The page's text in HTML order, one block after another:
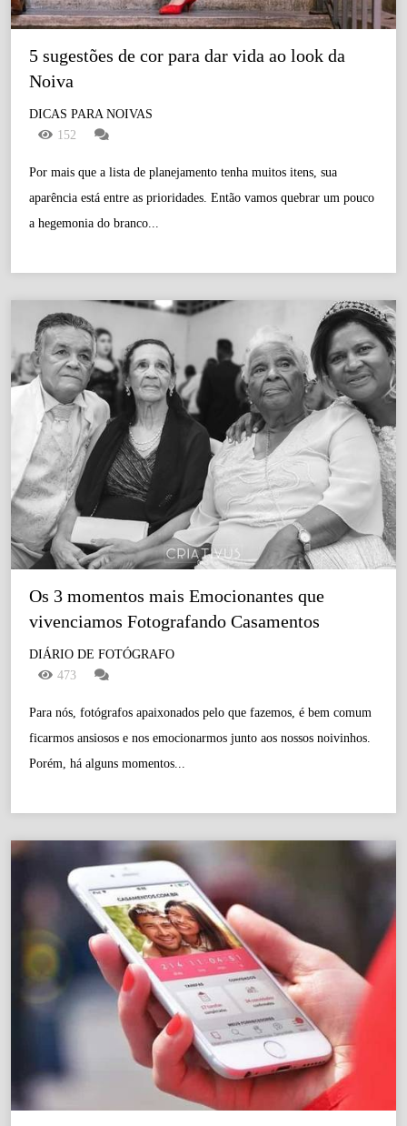
5 sugestões de cor para dar vida ao look da
Noiva
DICAS PARA NOIVAS
152
Por mais que a lista de planejamento tenha muitos itens, sua
aparência está entre as prioridades. Então vamos quebrar um pouco
a hegemonia do branco...
Os 3 momentos mais Emocionantes que
vivenciamos Fotografando Casamentos
DIÁRIO DE FOTÓGRAFO
473
Para nós, fotógrafos apaixonados pelo que fazemos, é bem comum
ficarmos ansiosos e nos emocionarmos junto aos nossos noivinhos.
Porém, há alguns momentos...